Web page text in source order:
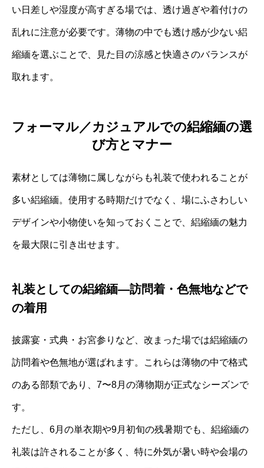
い日差しや湿度が高すぎる場では、透け過ぎや着付けの
乱れに注意が必要です。薄物の中でも透け感が少ない絽
縮緬を選ぶことで、見た目の涼感と快適さのバランスが
取れます。
フォーマル／カジュアルでの絽縮緬の選
び方とマナー
素材としては薄物に属しながらも礼装で使われることが
多い絽縮緬。使用する時期だけでなく、場にふさわしい
デザインや小物使いを知っておくことで、絽縮緬の魅力
を最大限に引き出せます。
礼装としての絽縮緬―訪問着・色無地などで
の着用
披露宴・式典・お宮参りなど、改まった場では絽縮緬の
訪問着や色無地が選ばれます。これらは薄物の中で格式
のある部類であり、7〜8月の薄物期が正式なシーズンで
す。
ただし、6月の単衣期や9月初旬の残暑期でも、絽縮緬の
礼装は許されることが多く、特に外気が暑い時や会場の